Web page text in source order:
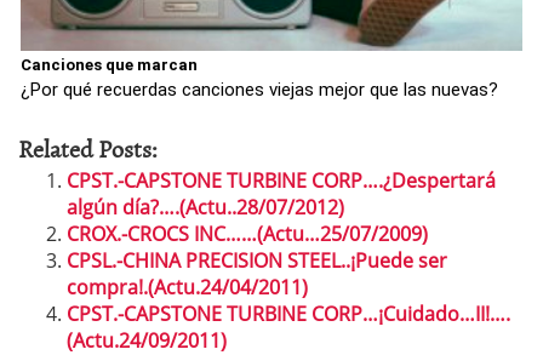
Canciones que marcan
¿Por qué recuerdas canciones viejas mejor que las nuevas?
Related Posts:
CPST.-CAPSTONE TURBINE CORP….¿Despertará
algún día?….(Actu..28/07/2012)
CROX.-CROCS INC……(Actu…25/07/2009)
CPSL.-CHINA PRECISION STEEL..¡Puede ser
compra!.(Actu.24/04/2011)
CPST.-CAPSTONE TURBINE CORP…¡Cuidado…II!….
(Actu.24/09/2011)